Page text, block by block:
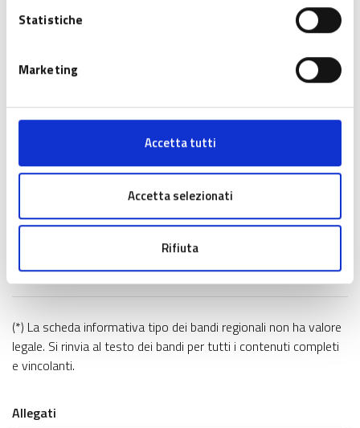
Statistiche
Marketing
Accetta tutti
Accetta selezionati
Rifiuta
Di cosa si tratta
Dotazione finanziaria
Caratteristiche dell'agevolazione
Regime di Aiuto di Stato
Come partecipare
Procedura selezione
Informazioni e contatti
(*) La scheda informativa tipo dei bandi regionali non ha valore
legale. Si rinvia al testo dei bandi per tutti i contenuti completi
e vincolanti.
Allegati